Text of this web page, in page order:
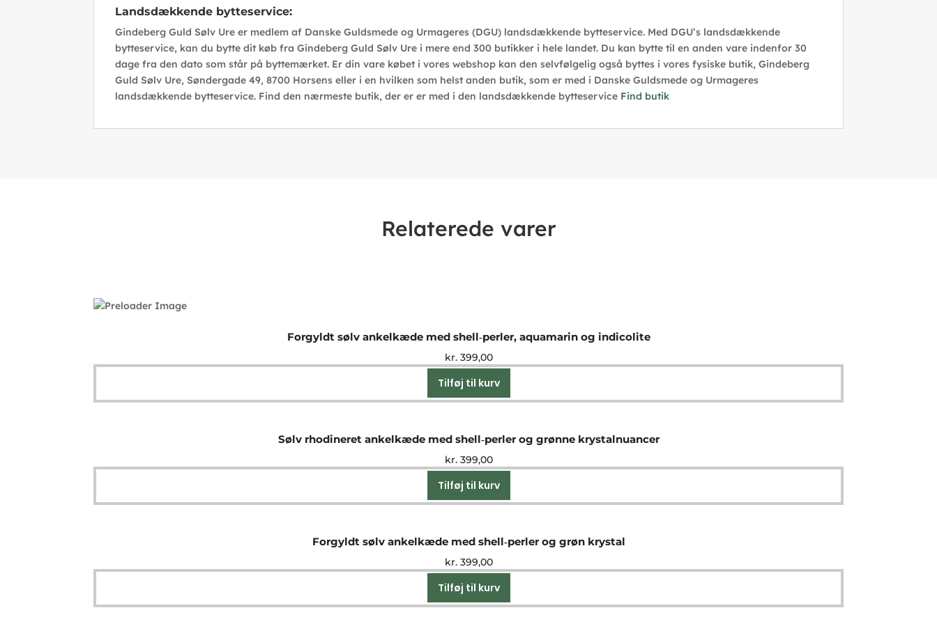
Landsdækkende bytteservice:
Gindeberg Guld Sølv Ure er medlem af Danske Guldsmede og Urmageres (DGU) landsdækkende bytteservice. Med DGU’s landsdækkende
bytteservice, kan du bytte dit køb fra Gindeberg Guld Sølv Ure i mere end 300 butikker i hele landet. Du kan bytte til en anden vare indenfor 30
dage fra den dato som står på byttemærket. Er din vare købet i vores webshop kan den selvfølgelig også byttes i vores fysiske butik, Gindeberg
Guld Sølv Ure, Søndergade 49, 8700 Horsens eller i en hvilken som helst anden butik, som er med i Danske Guldsmede og Urmageres
landsdækkende bytteservice. Find den nærmeste butik, der er er med i den landsdækkende bytteservice Find butik
Relaterede varer
Forgyldt sølv ankelkæde med shell‑perler, aquamarin og indicolite
kr.399,00
Tilføj til kurv
Sølv rhodineret ankelkæde med shell‑perler og grønne krystalnuancer
kr.399,00
Tilføj til kurv
Forgyldt sølv ankelkæde med shell‑perler og grøn krystal
kr.399,00
Tilføj til kurv